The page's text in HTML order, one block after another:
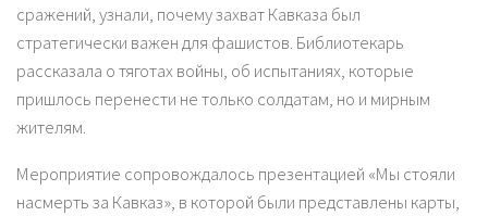
сражений, узнали, почему захват Кавказа был
стратегически важен для фашистов. Библиотекарь
рассказала о тяготах войны, об испытаниях, которые
пришлось перенести не только солдатам, но и мирным
жителям.
Мероприятие сопровождалось презентацией «Мы стояли
насмерть за Кавказ», в которой были представлены карты,